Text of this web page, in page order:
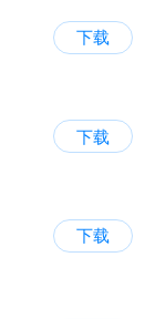
下载
下载
下载